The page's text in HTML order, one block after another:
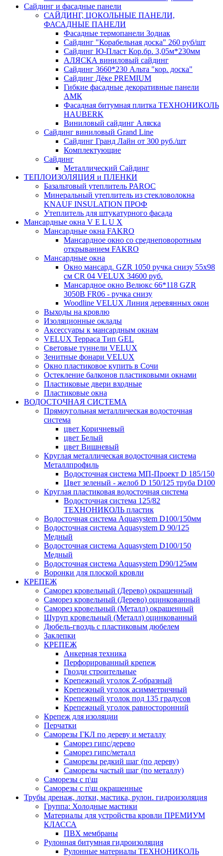
Сайдинг и фасадные панели
САЙДИНГ, ЦОКОЛЬНЫЕ ПАНЕЛИ,
ФАСАДНЫЕ ПАНЕЛИ
Фасадные термопанели Зодиак
Сайдинг "Корабельная доска" 260 руб/шт
Сайдинг Ю-Пласт Кор.бр. 3,05м*230мм
АЛЯСКА виниловый сайдинг
Сайдинг 3660*230 Альта "кор. доска"
Сайдинг Дёке PREMIUM
Гибкие фасадные декоративные панели
АМК
Фасадная битумная плитка ТЕХНОНИКОЛЬ
HAUBERK
Виниловый сайдинг Аляска
Сайдинг виниловый Grand Line
Сайдинг Гранд Лайн от 300 руб./шт
Комплектующие
Сайдинг
Металлический Сайдинг
ТЕПЛОИЗОЛЯЦИЯ и ПЛЕНКИ
Базальтовый утеплитель PAROC
Минеральный утеплитель из стекловолокна
KNAUF INSULATION ПРОФ
Утеплитель для штукатурного фасада
Мансардные окна V E L U X
Мансардные окна FAKRO
Мансардное окно со среднеповоротным
открыванием FAKRO
Мансардные окна
Окно мансард. GZR 1050 ручка снизу 55х98
см CR 04 VELUX 34600 руб.
Мансардное окно Велюкс 66*118 GZR
3050B FR06 - ручка снизу
Woodline VELUX Линия деревянных окон
Выходы на кровлю
Изоляционные оклады
Аксессуары к мансардным окнам
VELUX Терраса Тип GEL
Световые туннели VELUX
Зенитные фонари VELUX
Окно пластиковое купить в Сочи
Остекление балконов пластиковыми окнами
Пластиковые двери входные
Пластиковые окна
ВОДОСТОЧНАЯ СИСТЕМА
Прямоугольная металлическая водосточная
система
цвет Коричневый
цвет Белый
цвет Вишневый
Круглая металлическая водосточная система
Металлпрофиль
Водосточная система МП-Проект D 185/150
Цвет зеленый - желоб D 150/125 труба D100
Круглая пластиковая водосточная система
Водосточная система 125/82
ТЕХНОНИКОЛЬ пластик
Водосточная система Aquasystem D100/150мм
Водосточная система Aquasystem D 90/125
Медный
Водосточная система Aquasystem D100/150
Медный
Водосточная система Aquasystem D90/125мм
Воронки для плоской кровли
КРЕПЕЖ
Саморез кровельный (Дерево) окрашенный
Саморез кровельный (Дерево) оцинкованный
Саморез кровельный (Металл) окрашенный
Шуруп кровельный (Металл) оцинкованный
Дюбель-гвоздь с пластиковым дюбелем
Заклепки
КРЕПЕЖ
Анкерная техника
Перфорированный крепеж
Гвозди строительные
Крепежный уголок Z-образный
Крепежный уголок асимметричный
Крепежный уголок под 135 градусов
Крепежный уголок равносторонний
Крепеж для изоляции
Перчатки
Саморезы ГКЛ по дереву и металлу
Саморез гипс/дерево
Саморез гипс/металл
Саморезы редкий шаг (по дереву)
Саморезы частый шаг (по металлу)
Саморезы с п\ш
Саморезы с п\ш окрашенные
Трубы дренаж, лотки, мастика, рулон. гидроизоляция
Группа: Холодные мастики
Материалы для устройства кровли ПРЕМИУМ
КЛАССА
ПВХ мембраны
Рулонная битумная гидроизоляция
Рулонные материалы ТЕХНОНИКОЛЬ